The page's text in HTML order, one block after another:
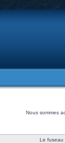
Nous sommes
Le fuseau